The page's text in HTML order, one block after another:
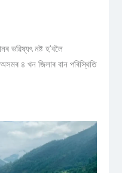
ভৱিষ্যৎ নষ্ট হ'বলৈ
অসমৰ ৪ খন জিলাৰ বান পৰিস্থিতি